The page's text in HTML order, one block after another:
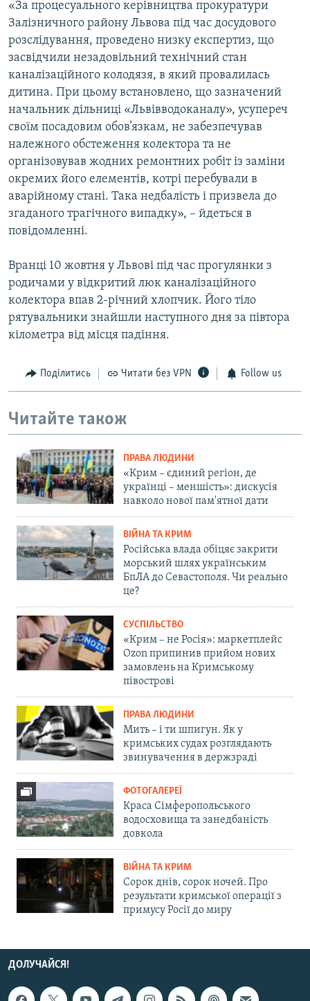
«За процесуального керівництва прокуратури
Залізничного району Львова під час досудового
розслідування, проведено низку експертиз, що
засвідчили незадовільний технічний стан
каналізаційного колодязя, в який провалилась
дитина. При цьому встановлено, що зазначений
начальник дільниці «Львівводоканалу», усупереч
своїм посадовим обов’язкам, не забезпечував
належного обстеження колектора та не
організовував жодних ремонтних робіт із заміни
окремих його елементів, котрі перебували в
аварійному стані. Така недбалість і призвела до
згаданого трагічного випадку», – йдеться в
повідомленні.
Вранці 10 жовтня у Львові під час прогулянки з
родичами у відкритий люк каналізаційного
колектора впав 2-річний хлопчик. Його тіло
рятувальники знайшли наступного дня за півтора
кілометра від місця падіння.
Поділитись Читати без VPN Follow us
Читайте також
ПРАВА ЛЮДИНИ
«Крим – єдиний регіон, де
українці – меншість»: дискусія
навколо нової пам'ятної дати
ВІЙНА ТА КРИМ
Російська влада обіцяє закрити
морський шлях українським
БпЛА до Севастополя. Чи реально
це?
СУСПІЛЬСТВО
«Крим – не Росія»: маркетплейс
Ozon припинив прийом нових
замовлень на Кримському
півострові
ПРАВА ЛЮДИНИ
Мить – і ти шпигун. Як у
кримських судах розглядають
звинувачення в держзраді
ФОТОГАЛЕРЕЇ
Краса Сімферопольського
водосховища та занедбаність
довкола
ВІЙНА ТА КРИМ
Сорок днів, сорок ночей. Про
результати кримської операції з
примусу Росії до миру
ДОЛУЧАЙСЯ!